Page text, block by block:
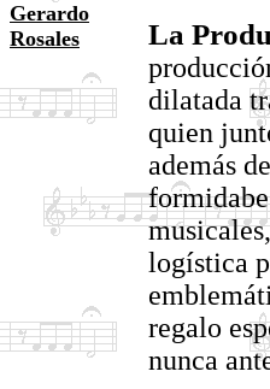
Gerardo
Rosales
La
dilatada
quien
además
logística
regalo
nunca